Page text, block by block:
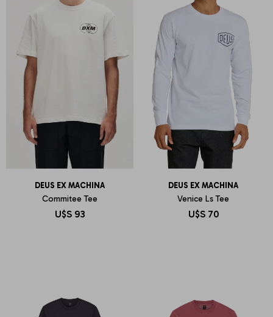
DEUS EX MACHINA
Commitee Tee
U$S 93
DEUS EX MACHINA
Venice Ls Tee
U$S 70